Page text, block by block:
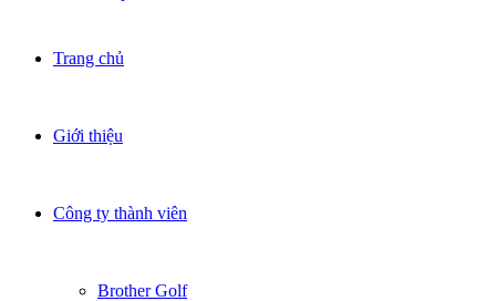
Trang chủ
Giới thiệu
Công ty thành viên
Brother Golf